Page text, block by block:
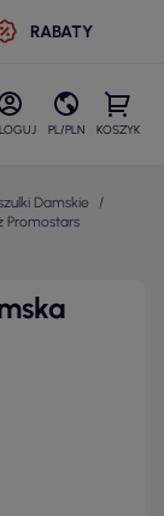
RABATY
PL/PLN KOSZYK
Damskie
Promostars